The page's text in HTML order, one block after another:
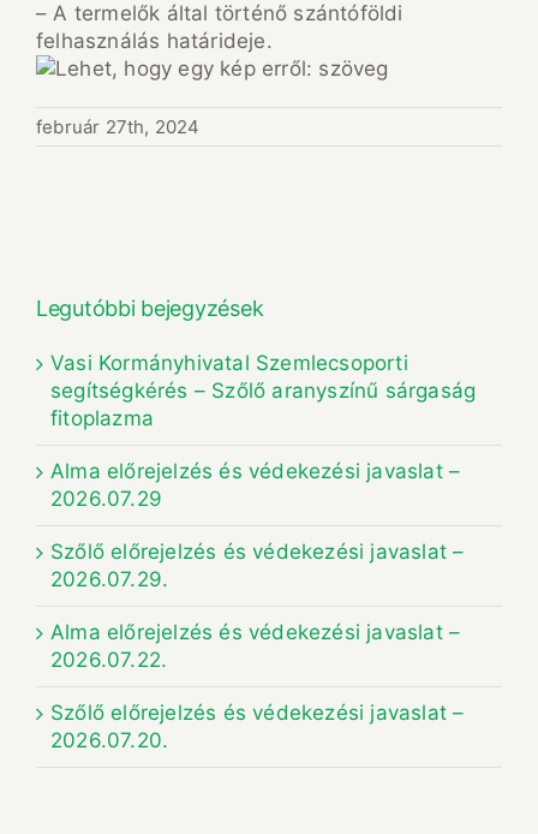
– A termelők által történő szántóföldi
felhasználás határideje.
február 27th, 2024
Legutóbbi bejegyzések
Vasi Kormányhivatal Szemlecsoporti
segítségkérés – Szőlő aranyszínű sárgaság
fitoplazma
Alma előrejelzés és védekezési javaslat –
2026.07.29
Szőlő előrejelzés és védekezési javaslat –
2026.07.29.
Alma előrejelzés és védekezési javaslat –
2026.07.22.
Szőlő előrejelzés és védekezési javaslat –
2026.07.20.